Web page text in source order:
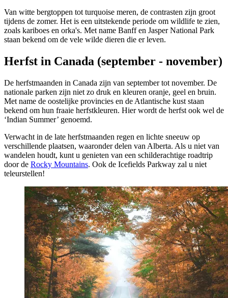
Van witte bergtoppen tot turquoise meren, de contrasten zijn groot
tijdens de zomer. Het is een uitstekende periode om wildlife te zien,
zoals kariboes en orka's. Met name Banff en Jasper National Park
staan bekend om de vele wilde dieren die er leven.
Herfst in Canada (september - november)
De herfstmaanden in Canada zijn van september tot november. De
nationale parken zijn niet zo druk en kleuren oranje, geel en bruin.
Met name de oostelijke provincies en de Atlantische kust staan
bekend om hun fraaie herfstkleuren. Hier wordt de herfst ook wel de
‘Indian Summer’ genoemd.
Verwacht in de late herfstmaanden regen en lichte sneeuw op
verschillende plaatsen, waaronder delen van Alberta. Als u niet van
wandelen houdt, kunt u genieten van een schilderachtige roadtrip
door de Rocky Mountains. Ook de Icefields Parkway zal u niet
teleurstellen!